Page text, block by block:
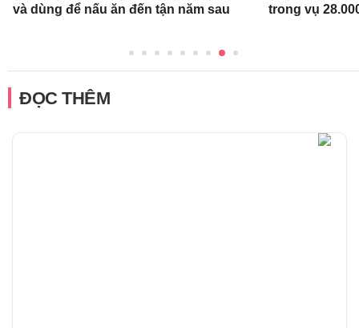
và dùng để nấu ăn đến tận năm sau
trong vụ
ĐỌC THÊM